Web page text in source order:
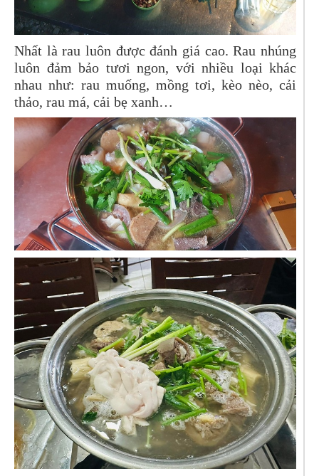
Nhất là rau luôn được đánh giá cao. Rau nhúng
luôn đảm bảo tươi ngon, với nhiều loại khác
nhau như: rau muống, mồng tơi, kèo nèo, cải
thảo, rau má, cải bẹ xanh…